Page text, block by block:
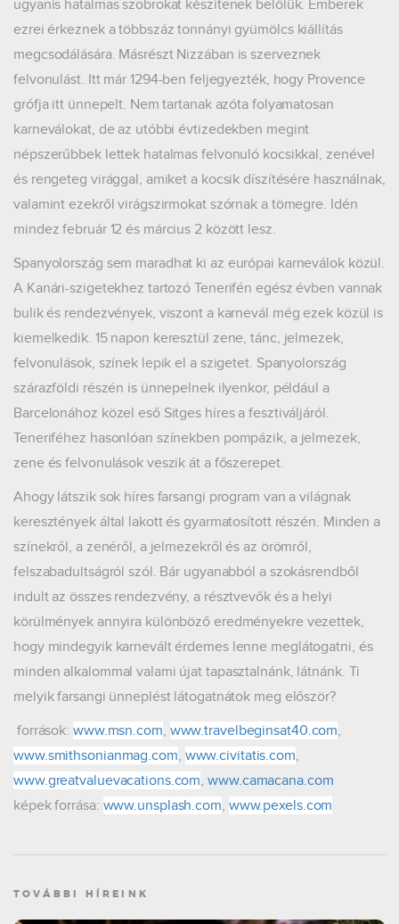
ugyanis hatalmas szobrokat készítenek belőlük. Emberek
ezrei érkeznek a többszáz tonnányi gyümölcs kiállítás
megcsodálására. Másrészt Nizzában is szerveznek
felvonulást. Itt már 1294-ben feljegyezték, hogy Provence
grófja itt ünnepelt. Nem tartanak azóta folyamatosan
karneválokat, de az utóbbi évtizedekben megint
népszerűbbek lettek hatalmas felvonuló kocsikkal, zenével
és rengeteg virággal, amiket a kocsik díszítésére használnak,
valamint ezekről virágszirmokat szórnak a tömegre. Idén
mindez február 12 és március 2 között lesz.
Spanyolország sem maradhat ki az európai karneválok közül.
A Kanári-szigetekhez tartozó Tenerifén egész évben vannak
bulik és rendezvények, viszont a karnevál még ezek közül is
kiemelkedik. 15 napon keresztül zene, tánc, jelmezek,
felvonulások, színek lepik el a szigetet. Spanyolország
szárazföldi részén is ünnepelnek ilyenkor, például a
Barcelonához közel eső Sitges híres a fesztiváljáról.
Teneriféhez hasonlóan színekben pompázik, a jelmezek,
zene és felvonulások veszik át a főszerepet.
Ahogy látszik sok híres farsangi program van a világnak
keresztények által lakott és gyarmatosított részén. Minden a
színekről, a zenéről, a jelmezekről és az örömről,
felszabadultságról szól. Bár ugyanabból a szokásrendből
indult az összes rendezvény, a résztvevők és a helyi
körülmények annyira különböző eredményekre vezettek,
hogy mindegyik karnevált érdemes lenne meglátogatni, és
minden alkalommal valami újat tapasztalnánk, látnánk. Ti
melyik farsangi ünneplést látogatnátok meg először?
források: www.msn.com, www.travelbeginsat40.com,
www.smithsonianmag.com, www.civitatis.com,
www.greatvaluevacations.com,www.camacana.com
képek forrása: www.unsplash.com, www.pexels.com
TOVÁBBI HÍREINK